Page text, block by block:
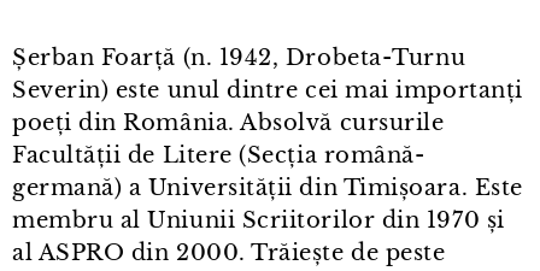
Șerban Foarță (n. 1942, Drobeta⁠-⁠Turnu
Severin) este unul dintre cei mai importanți
poeți din România. Absolvă cursurile
Facultății de Litere (Secția română-
germană) a Universității din Timișoara. Este
membru al Uniunii Scriitorilor din 1970 și
al ASPRO din 2000. Trăiește de peste